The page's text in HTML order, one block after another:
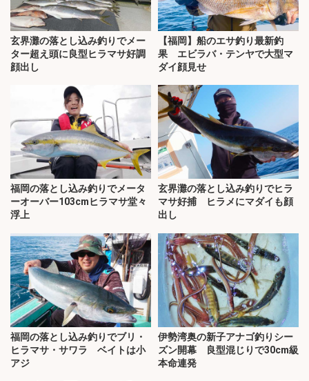
玄界灘の落とし込み釣りでメー
ター超え頭に良型ヒラマサ好調
顔出し
【福岡】船のエサ釣り最新釣
果 エビラバ・テンヤで大型マ
ダイ顔見せ
福岡の落とし込み釣りでメータ
ーオーバー103cmヒラマサ堂々
浮上
玄界灘の落とし込み釣りでヒラ
マサ好捕 ヒラメにマダイも顔
出し
福岡の落とし込み釣りでブリ・
ヒラマサ・サワラ ベイトは小
アジ
伊勢湾奥の新子アナゴ釣りシー
ズン開幕 良型混じりで30cm級
本命連発